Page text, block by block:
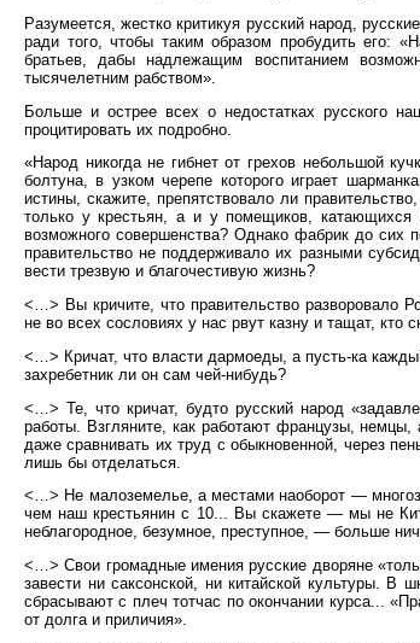
Разумеется, жестко критикуя русский народ,
ради того, чтобы таким образом пробудить его:
братьев, дабы надлежащим воспитанием
тысячелетним рабством».
Больше и острее всех о недостатках русского
процитировать их подробно.
«Народ никогда не гибнет от грехов небольшой
болтуна, в узком черепе которого играет
истины, скажите, препятствовало ли
только у крестьян, а и у помещиков,
возможного совершенства? Однако фабрик до
правительство не поддерживало их разными
вести трезвую и благочестивую жизнь?
<…> Вы кричите, что правительство разворовало
не во всех сословиях у нас рвут казну и тащат, кто
<…> Кричат, что власти дармоеды, а пусть-ка
захребетник ли он сам чей-нибудь?
<…> Те, что кричат, будто русский народ
работы. Взгляните, как работают французы,
даже сравнивать их труд с обыкновенной, через
лишь бы отделаться.
<…> Не малоземелье, а местами наоборот —
чем наш крестьянин с 10... Вы скажете — мы не
неблагородное, безумное, преступное, — больше
<…> Свои громадные имения русские дворяне
завести ни саксонской, ни китайской культуры. В
сбрасывают с плеч тотчас по окончании курса...
от долга и приличия».